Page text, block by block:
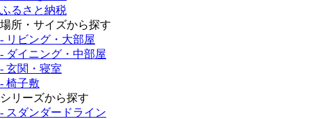
ふるさと納税
場所・サイズから探す
- リビング・大部屋
- ダイニング・中部屋
- 玄関・寝室
- 椅子敷
シリーズから探す
- スダンダードライン